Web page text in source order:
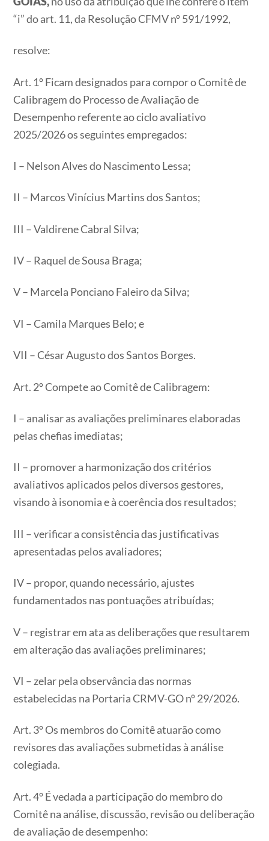
“i” do art. 11, da Resolução CFMV nº 591/1992,
resolve:
Art. 1º Ficam designados para compor o Comitê de
Calibragem do Processo de Avaliação de
Desempenho referente ao ciclo avaliativo
2025/2026 os seguintes empregados:
I – Nelson Alves do Nascimento Lessa;
II – Marcos Vinícius Martins dos Santos;
III – Valdirene Cabral Silva;
IV – Raquel de Sousa Braga;
V – Marcela Ponciano Faleiro da Silva;
VI – Camila Marques Belo; e
VII – César Augusto dos Santos Borges.
Art. 2º Compete ao Comitê de Calibragem:
I – analisar as avaliações preliminares elaboradas
pelas chefias imediatas;
II – promover a harmonização dos critérios
avaliativos aplicados pelos diversos gestores,
visando à isonomia e à coerência dos resultados;
III – verificar a consistência das justificativas
apresentadas pelos avaliadores;
IV – propor, quando necessário, ajustes
fundamentados nas pontuações atribuídas;
V – registrar em ata as deliberações que resultarem
em alteração das avaliações preliminares;
VI – zelar pela observância das normas
estabelecidas na Portaria CRMV-GO nº 29/2026.
Art. 3º Os membros do Comitê atuarão como
revisores das avaliações submetidas à análise
colegiada.
Art. 4º É vedada a participação do membro do
Comitê na análise, discussão, revisão ou deliberação
de avaliação de desempenho: